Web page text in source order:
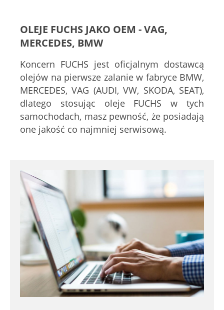
OLEJE FUCHS JAKO OEM - VAG,
MERCEDES, BMW
Koncern FUCHS jest oficjalnym dostawcą
olejów na pierwsze zalanie w fabryce BMW,
MERCEDES, VAG (AUDI, VW, SKODA, SEAT),
dlatego stosując oleje FUCHS w tych
samochodach, masz pewność, że posiadają
one jakość co najmniej serwisową.